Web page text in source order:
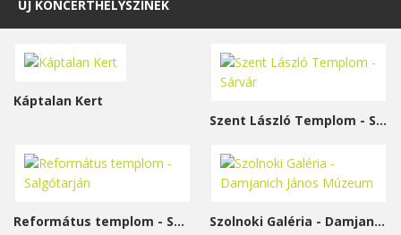
ÚJ KONCERTHELYSZÍNEK
Káptalan Kert
Szent László Templom - Sárvár
Református templom - Salgótarján Szolnoki Galéria - Damjanich János Múzeum